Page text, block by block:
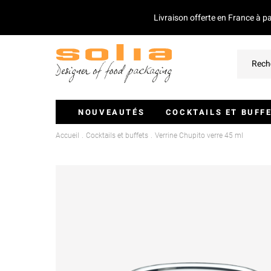
Livraison offerte en France à
NOUVEAUTÉS COCKTAILS ET
Verrines Et Monoportions
Accueil Cocktails et buffets Verrine Chupito verre 45 ml